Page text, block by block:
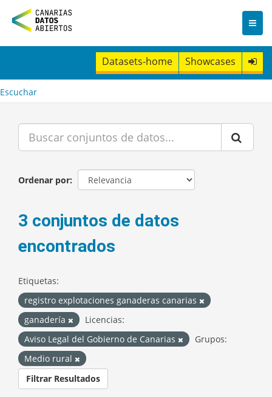
n
t
Datasets-home Showcases
Escuchar
Ordenar por
3 conjuntos de datos
encontrados
Etiquetas:
registro explotaciones ganaderas canarias
ganadería
Licencias:
Aviso Legal del Gobierno de Canarias
Grupos:
Medio rural
Filtrar Resultados